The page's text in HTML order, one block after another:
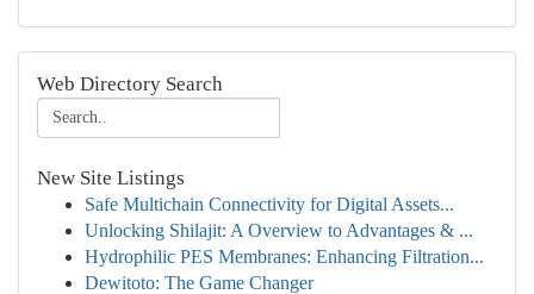
Web Directory Search
New Site Listings
Safe Multichain Connectivity for Digital Assets...
Unlocking Shilajit: A Overview to Advantages & ...
Hydrophilic PES Membranes: Enhancing Filtration...
Dewitoto: The Game Changer